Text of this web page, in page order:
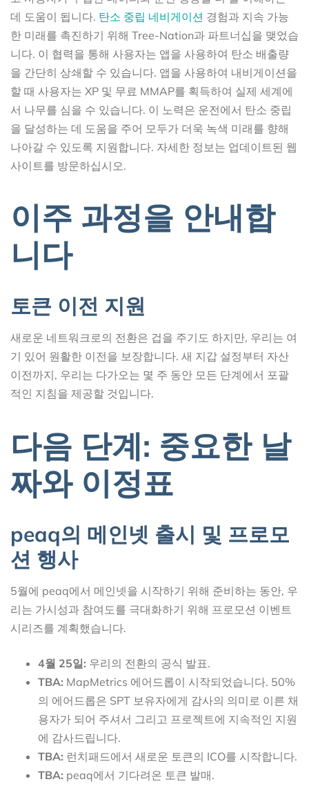
데 도움이 됩니다. 탄소 중립 네비게이션 경험과 지속 가능
한 미래를 촉진하기 위해 Tree-Nation과 파트너십을 맺었습
니다. 이 협력을 통해 사용자는 앱을 사용하여 탄소 배출량
을 간단히 상쇄할 수 있습니다. 앱을 사용하여 내비게이션을
할 때 사용자는 XP 및 무료 MMAP를 획득하여 실제 세계에
서 나무를 심을 수 있습니다. 이 노력은 운전에서 탄소 중립
을 달성하는 데 도움을 주어 모두가 더욱 녹색 미래를 향해
나아갈 수 있도록 지원합니다. 자세한 정보는 업데이트된 웹
사이트를 방문하십시오.
이주 과정을 안내합
니다
토큰 이전 지원
새로운 네트워크로의 전환은 겁을 주기도 하지만, 우리는 여
기 있어 원활한 이전을 보장합니다. 새 지갑 설정부터 자산
이전까지, 우리는 다가오는 몇 주 동안 모든 단계에서 포괄
적인 지침을 제공할 것입니다.
다음 단계: 중요한 날
짜와 이정표
peaq의 메인넷 출시 및 프로모
션 행사
5월에 peaq에서 메인넷을 시작하기 위해 준비하는 동안, 우
리는 가시성과 참여도를 극대화하기 위해 프로모션 이벤트
시리즈를 계획했습니다.
4월 25일: 우리의 전환의 공식 발표.
TBA: MapMetrics 에어드롭이 시작되었습니다. 50%
의 에어드롭은 SPT 보유자에게 감사의 의미로 이른 채
용자가 되어 주셔서 그리고 프로젝트에 지속적인 지원
에 감사드립니다.
TBA: 런치패드에서 새로운 토큰의 ICO를 시작합니다.
TBA: peaq에서 기다려온 토큰 발매.